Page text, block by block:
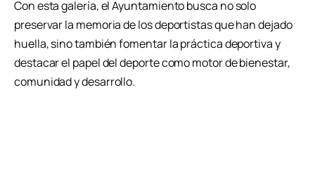
Con esta galería, el Ayuntamiento busca no solo
preservar la memoria de los deportistas que han dejado
huella, sino también fomentar la práctica deportiva y
destacar el papel del deporte como motor de bienestar,
comunidad y desarrollo.